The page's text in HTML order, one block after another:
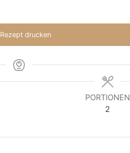
Rezept drucken
PORTIONEN
2